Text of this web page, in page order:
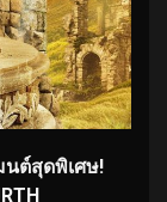
นต์สุดพิเศษ!